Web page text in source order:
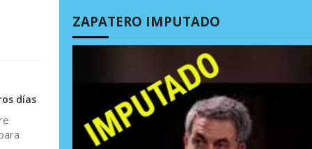
días
ZAPATERO IMPUTADO